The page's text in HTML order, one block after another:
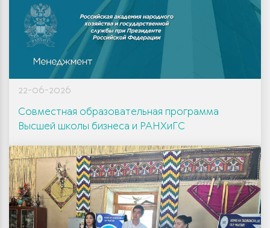
22-06-2026
Совместная образовательная программа
Высшей школы бизнеса и РАНХиГС